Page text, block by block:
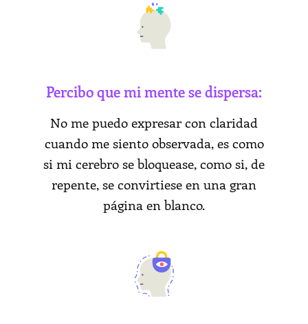
Percibo que mi mente se dispersa:
No me puedo expresar con claridad
cuando me siento observada, es como
si mi cerebro se bloquease, como si, de
repente, se convirtiese en una gran
página en blanco.